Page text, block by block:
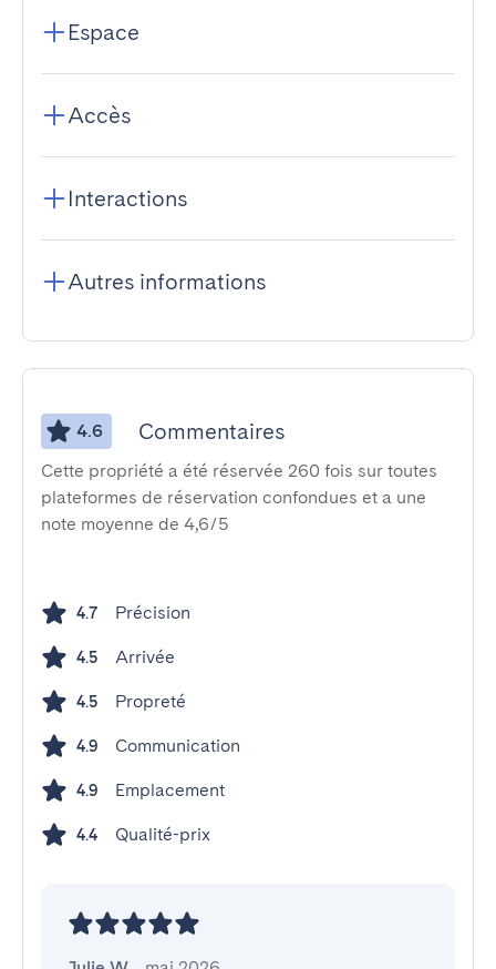
Espace
Accès
Interactions
Autres informations
4.6 Commentaires
Cette propriété a été réservée 260 fois sur toutes
plateformes de réservation confondues et a une
note moyenne de 4,6/5
4.7 Précision
4.5 Arrivée
4.5 Propreté
4.9 Communication
4.9 Emplacement
4.4 Qualité-prix